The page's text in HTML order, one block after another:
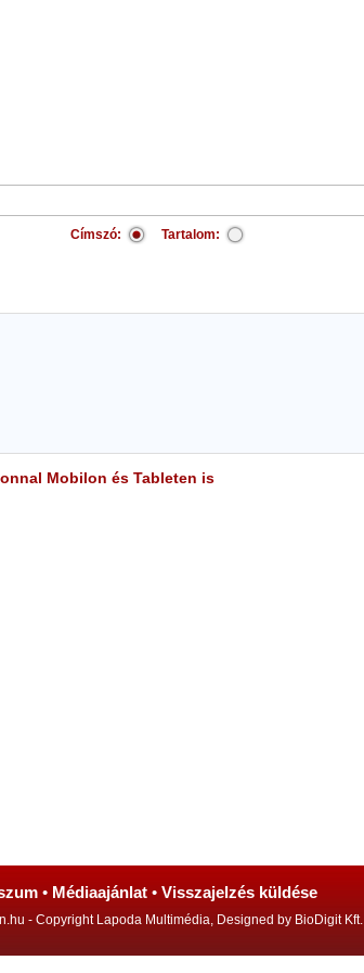
Címszó: Tartalom:
Mobilon és Tableten is
• Médiaajánlat • Visszajelzés küldése
- Copyright Lapoda Multimédia, Designed by BioDigit Kft.